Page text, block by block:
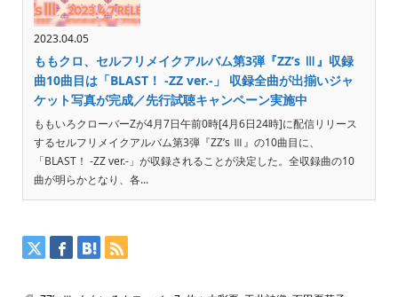
2023.04.05
ももクロ、セルフリメイクアルバム第3弾『ZZ’s Ⅲ』収録
曲10曲目は「BLAST！ -ZZ ver.-」 収録全曲が出揃いジャ
ケット写真が完成／先行試聴キャンペーン実施中
ももいろクローバーZが4月7日午前0時[4月6日24時]に配信リリース
するセルフリメイクアルバム第3弾『ZZ’s Ⅲ』の10曲目に、
「BLAST！ -ZZ ver.-」が収録されることが決定した。全収録曲の10
曲が明らかとなり、各...